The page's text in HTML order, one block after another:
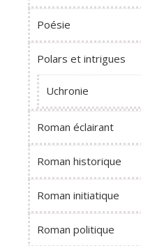
Poésie
Polars et intrigues
Uchronie
Roman éclairant
Roman historique
Roman initiatique
Roman politique